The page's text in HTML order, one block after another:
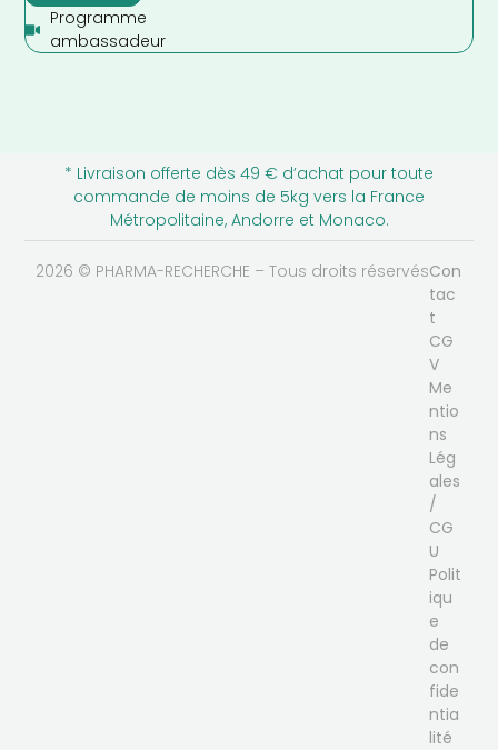
Programme
ambassadeur
* Livraison offerte dès 49 € d’achat pour toute
commande de moins de 5kg vers la France
Métropolitaine, Andorre et Monaco.
2026 © PHARMA-RECHERCHE – Tous droits réservésCon
tac
t
CG
V
Me
ntio
ns
Lég
ales
/
CG
U
Polit
iqu
e
de
con
fide
ntia
lité